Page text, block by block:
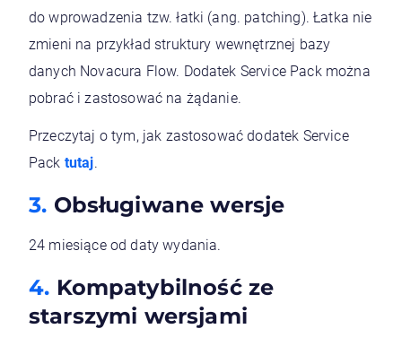
do wprowadzenia tzw. łatki (ang. patching). Łatka nie
zmieni na przykład struktury wewnętrznej bazy
danych Novacura Flow. Dodatek Service Pack można
pobrać i zastosować na żądanie.
Przeczytaj o tym, jak zastosować dodatek Service
Pack tutaj.
Obsługiwane wersje
24 miesiące od daty wydania.
Kompatybilność ze
starszymi wersjami